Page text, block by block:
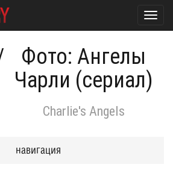
Фото: Ангелы
Чарли (сериал)
Charlie's Angels
навигация